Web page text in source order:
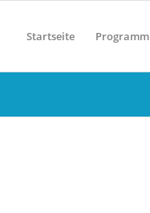
Startseite Programm